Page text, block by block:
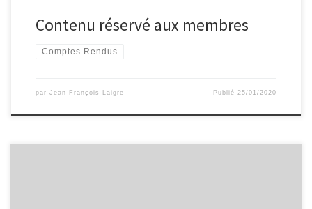
Contenu réservé aux membres
Comptes Rendus
par Jean-François Laigre Publié25/01/2020